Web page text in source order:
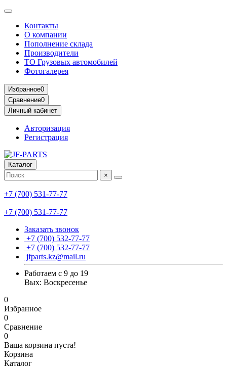
Контакты
О компании
Пополнение склада
Производители
ТО Грузовых автомобилей
Фотогалерея
Избранное0
Сравнение0
Личный кабинет
Авторизация
Регистрация
Каталог
×
+7 (700) 531-77-77
+7 (700) 531-77-77
Заказать звонок
+7 (700) 532-77-77
+7 (700) 532-77-77
jfparts.kz@mail.ru
Работаем с 9 до 19
Вых: Воскресенье
0
Избранное
0
Сравнение
0
Ваша корзина пуста!
Корзина
Каталог